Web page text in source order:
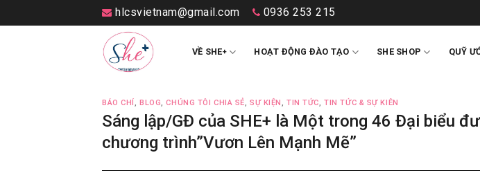
to
hlcsvietnam@gmail.com 0936 253 215
VỀ SHE+ HOẠT ĐỘNG ĐÀO TẠO SHE SHOP QUỸ
BÁO CHÍ,BLOG,CHÚNG TÔI CHIA SẺ,SỰ KIỆN,TIN TỨC,TIN TỨC & SỰ KIÊN
Sáng lập/GĐ của SHE+ là Một trong 46 Đại biểu
chương trình”Vươn Lên Mạnh Mẽ”